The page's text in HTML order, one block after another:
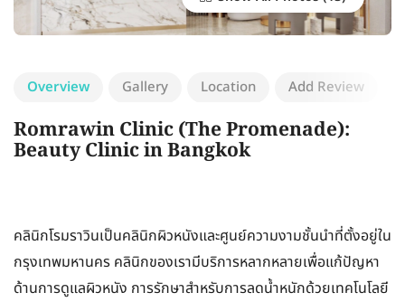
Overview Gallery Location Add Review
Romrawin Clinic (The Promenade):
Beauty Clinic in Bangkok
คลินิกโรมราวินเป็นคลินิกผิวหนังและศูนย์ความงามชั้นนำที่ตั้งอยู่ใน
กรุงเทพมหานคร คลินิกของเรามีบริการหลากหลายเพื่อแก้ปัญหา
ด้านการดูแลผิวหนัง การรักษาสำหรับการลดน้ำหนักด้วยเทคโนโลยี